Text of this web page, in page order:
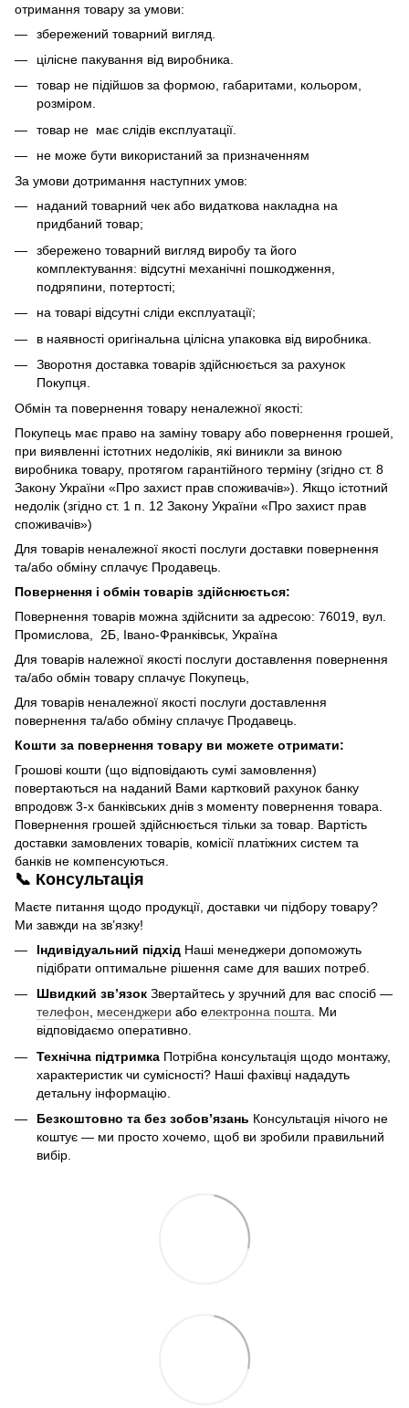
отримання товару за умови:
збережений товарний вигляд.
цілісне пакування від виробника.
товар не підійшов за формою, габаритами, кольором,
розміром.
товар не має слідів експлуатації.
не може бути використаний за призначенням
За умови дотримання наступних умов:
наданий товарний чек або видаткова накладна на
придбаний товар;
збережено товарний вигляд виробу та його
комплектування: відсутні механічні пошкодження,
подряпини, потертості;
на товарі відсутні сліди експлуатації;
в наявності оригінальна цілісна упаковка від виробника.
Зворотня доставка товарів здійснюється за рахунок
Покупця.
Обмін та повернення товару неналежної якості:
Покупець має право на заміну товару або повернення грошей,
при виявленні істотних недоліків, які виникли за виною
виробника товару, протягом гарантійного терміну (згідно ст. 8
Закону України «Про захист прав споживачів»). Якщо істотний
недолік (згідно ст. 1 п. 12 Закону України «Про захист прав
споживачів»)
Для товарів неналежної якості послуги доставки повернення
та/або обміну сплачує Продавець.
Повернення і обмін товарів здійснюється:
Повернення товарів можна здійснити за адресою: 76019, вул.
Промислова, 2Б, Івано-Франківськ, Україна
Для товарів належної якості послуги доставлення повернення
та/або обмін товару сплачує Покупець,
Для товарів неналежної якості послуги доставлення
повернення та/або обміну сплачує Продавець.
Кошти за повернення товару ви можете отримати:
Грошові кошти (що відповідають сумі замовлення)
повертаються на наданий Вами картковий рахунок банку
впродовж 3-х банківських днів з моменту повернення товара.
Повернення грошей здійснюється тільки за товар. Вартість
доставки замовлених товарів, комісії платіжних систем та
банків не компенсуються.
📞 Консультація
Маєте питання щодо продукції, доставки чи підбору товару?
Ми завжди на зв’язку!
Індивідуальний підхід Наші менеджери допоможуть
підібрати оптимальне рішення саме для ваших потреб.
Швидкий зв’язок Звертайтесь у зручний для вас спосіб —
телефон, месенджери або електронна пошта. Ми
відповідаємо оперативно.
Технічна підтримка Потрібна консультація щодо монтажу,
характеристик чи сумісності? Наші фахівці нададуть
детальну інформацію.
Безкоштовно та без зобов’язань Консультація нічого не
коштує — ми просто хочемо, щоб ви зробили правильний
вибір.